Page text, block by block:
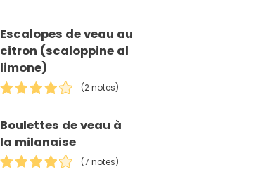
Escalopes de veau au
citron (scaloppine al
limone)
(2 notes)
Boulettes de veau à
la milanaise
(7 notes)